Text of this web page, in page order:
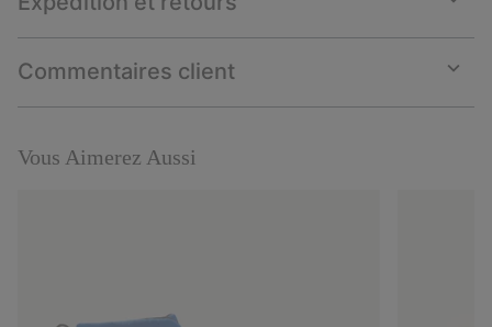
or
Commentaires client
or
Vous Aimerez Aussi